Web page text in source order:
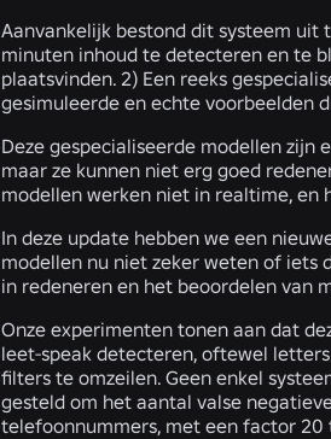
Aanvankelijk bestond dit systeem uit
minuten inhoud te detecteren en te
plaatsvinden. 2) Een reeks
gesimuleerde en echte voorbeelden
Deze gespecialiseerde modellen zijn
maar ze kunnen niet erg goed
modellen werken niet in realtime, en
In deze update hebben we een
modellen nu niet zeker weten of iets
in redeneren en het beoordelen van
Onze experimenten tonen aan dat
leet-speak detecteren, oftewel
filters te omzeilen. Geen enkel
gesteld om het aantal valse
telefoonnummers, met een factor 20